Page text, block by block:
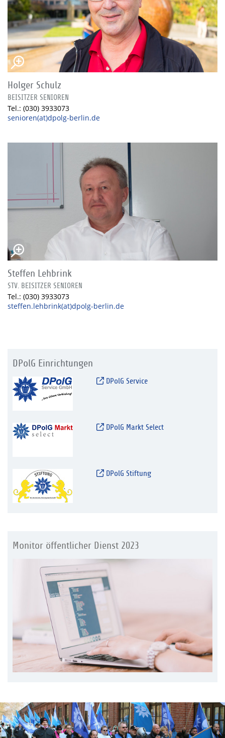
Holger Schulz
BEISITZER SENIOREN
Tel.: (030) 3933073
senioren(at)dpolg-berlin.de
Steffen Lehbrink
STV. BEISITZER SENIOREN
Tel.: (030) 3933073
steffen.lehbrink(at)dpolg-berlin.de
DPolG Einrichtungen
DPolG Service
DPolG Markt Select
DPolG Stiftung
Monitor öffentlicher Dienst 2023